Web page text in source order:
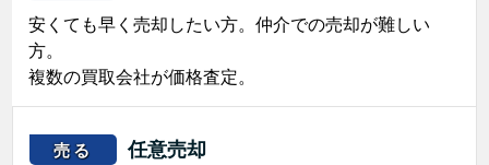
安くても早く売却したい方。仲介での売却が難しい
方。
複数の買取会社が価格査定。
売る 任意売却